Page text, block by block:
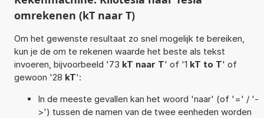
omrekenen (kT naar T)
Om het gewenste resultaat zo snel mogelijk te bereiken,
kun je de om te rekenen waarde het beste als tekst
invoeren, bijvoorbeeld '73 kT naar T' of '1 kT to T' of
gewoon '28 kT':
In de meeste gevallen kan het woord 'naar' (of '=' / '-
>') tussen de namen van de twee eenheden worden